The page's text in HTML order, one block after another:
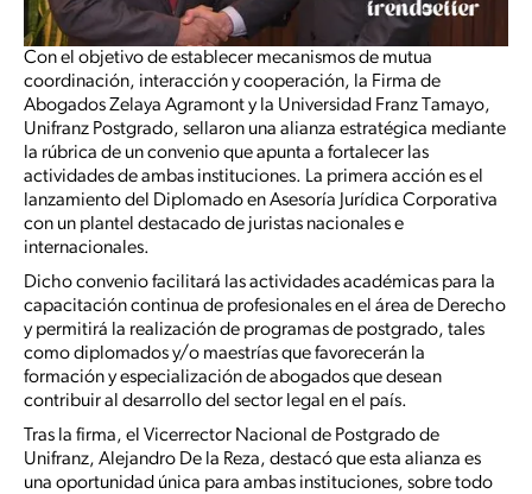
Con el objetivo de establecer mecanismos de mutua
coordinación, interacción y cooperación, la Firma de
Abogados Zelaya Agramont y la Universidad Franz Tamayo,
Unifranz Postgrado, sellaron una alianza estratégica mediante
la rúbrica de un convenio que apunta a fortalecer las
actividades de ambas instituciones. La primera acción es el
lanzamiento del Diplomado en Asesoría Jurídica Corporativa
con un plantel destacado de juristas nacionales e
internacionales.
Dicho convenio facilitará las actividades académicas para la
capacitación continua de profesionales en el área de Derecho
y permitirá la realización de programas de postgrado, tales
como diplomados y/o maestrías que favorecerán la
formación y especialización de abogados que desean
contribuir al desarrollo del sector legal en el país.
Tras la firma, el Vicerrector Nacional de Postgrado de
Unifranz, Alejandro De la Reza, destacó que esta alianza es
una oportunidad única para ambas instituciones, sobre todo